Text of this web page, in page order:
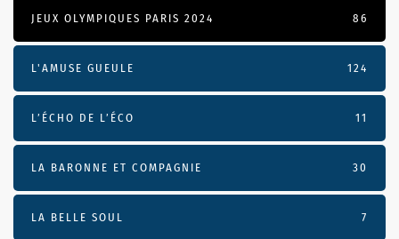
JEUX OLYMPIQUES PARIS 2024 86
L'AMUSE GUEULE 124
L’ÉCHO DE L’ÉCO 11
LA BARONNE ET COMPAGNIE 30
LA BELLE SOUL 7